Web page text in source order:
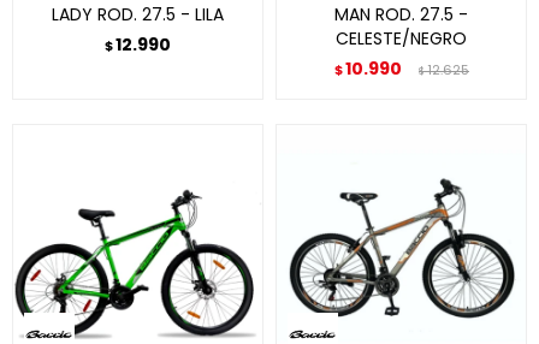
LADY ROD. 27.5 - LILA
$12.990
MAN ROD. 27.5 -
CELESTE/NEGRO
$10.990 $12.625